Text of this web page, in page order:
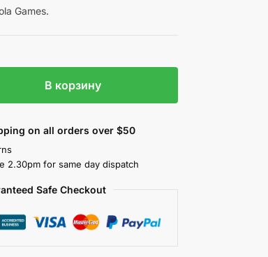
Games.
В корзину
on all orders over $50
2.30pm for same day dispatch
Safe Checkout